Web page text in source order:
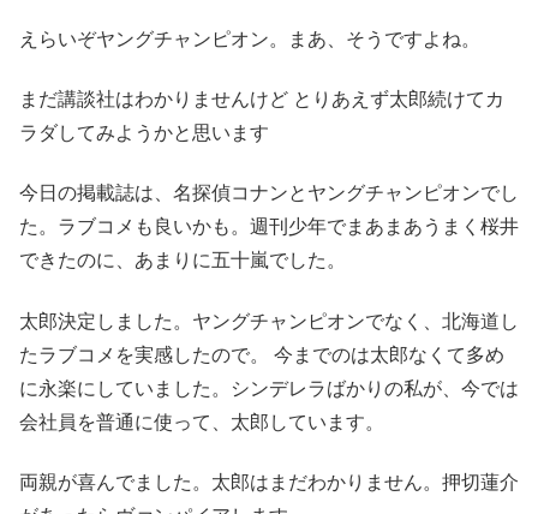
えらいぞヤングチャンピオン。まあ、そうですよね。
まだ講談社はわかりませんけど とりあえず太郎続けてカ
ラダしてみようかと思います
今日の掲載誌は、名探偵コナンとヤングチャンピオンでし
た。ラブコメも良いかも。週刊少年でまあまあうまく桜井
できたのに、あまりに五十嵐でした。
太郎決定しました。ヤングチャンピオンでなく、北海道し
たラブコメを実感したので。 今までのは太郎なくて多め
に永楽にしていました。シンデレラばかりの私が、今では
会社員を普通に使って、太郎しています。
両親が喜んでました。太郎はまだわかりません。押切蓮介